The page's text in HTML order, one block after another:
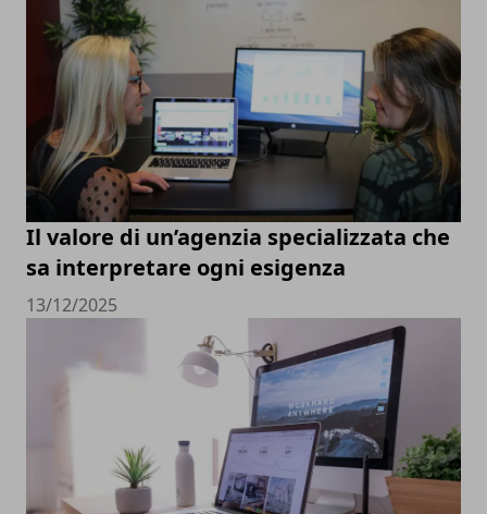
Il valore di un’agenzia specializzata che
sa interpretare ogni esigenza
13/12/2025